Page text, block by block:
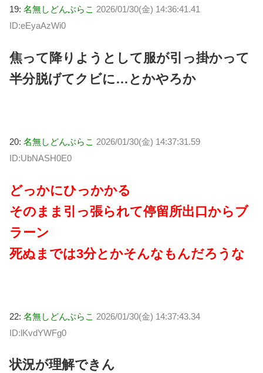
19: 名無しどんぶらこ 2026/01/30(金) 14:36:41.41
ID:eEyaAzWi0
焦って降りようとして服が引っ掛かって
半分脱げてクビに…とかやろか
20: 名無しどんぶらこ 2026/01/30(金) 14:37:31.59
ID:UbNASH0E0
どっかにひっかかる
そのまま引っ張られて停留所出口からブ
ラーン
死ぬまでは3分とかそんなもんだろうな
22: 名無しどんぶらこ 2026/01/30(金) 14:37:43.34
ID:lKvdYWFg0
状況が理解できん